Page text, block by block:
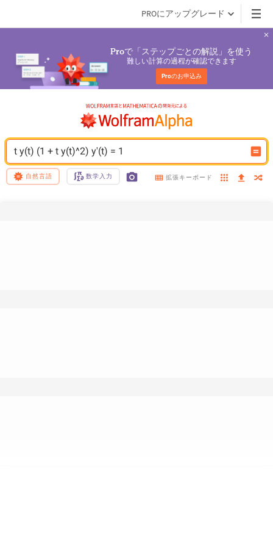
PROにアップグレード
Proで「ステップごとの解説」を使う
難しい計算の過程が確認できます
Proのお申込み
t y(t) (1 + t y(t)^2) y'(t) = 1
自然言語 数学入力 拡張キーボード